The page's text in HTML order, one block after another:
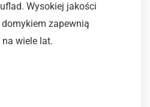
Wysokiej jakości
zapewnią
wiele lat.